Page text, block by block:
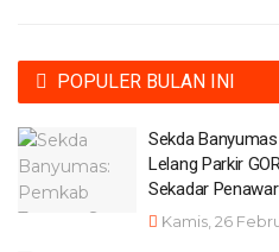
POPULER BULAN INI
Sekda
Lelang Parkir
Sekadar
Kamis, 26